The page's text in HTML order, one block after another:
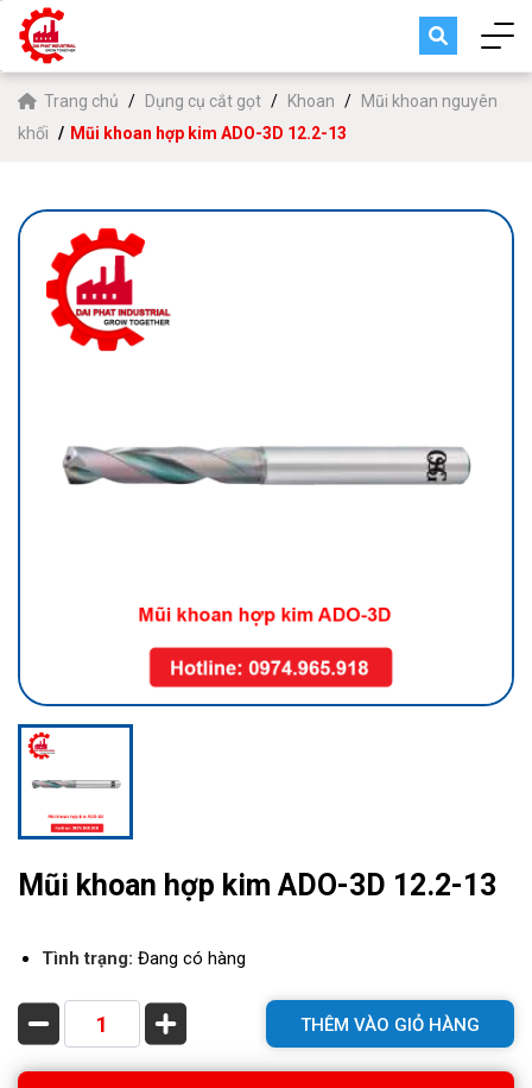
Trang chủ Dụng cụ cắt gọt Khoan
Mũi khoan nguyên
khối
Mũi khoan hợp kim ADO-3D 12.2-13
Mũi khoan hợp kim ADO-3D 12.2-13
Tình trạng: Đang có hàng
THÊM VÀO GIỎ HÀNG